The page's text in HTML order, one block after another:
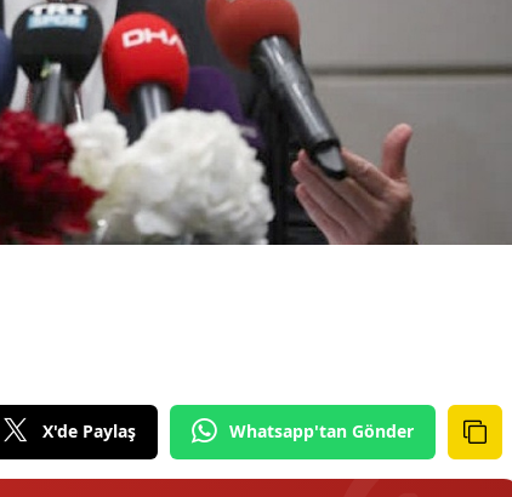
Burdur
Bursa
Çanakkale
Çankırı
Çorum
Erzincan
X'de Paylaş Whatsapp'tan Gönder
nedenini açıklad...
kararı